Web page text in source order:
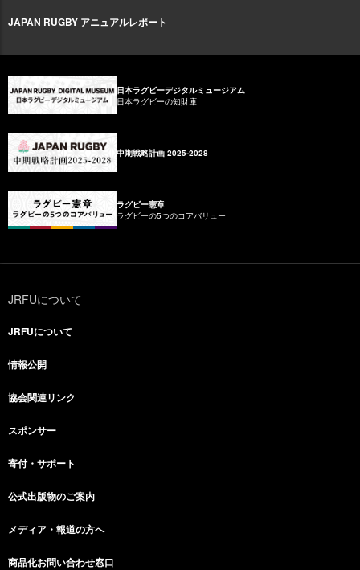
JAPAN RUGBY アニュアルレポート
日本ラグビーデジタルミュージアム
日本ラグビーの知財庫
中期戦略計画 2025-2028
ラグビー憲章
ラグビーの5つのコアバリュー
JRFUについて
JRFUについて
情報公開
協会関連リンク
スポンサー
寄付・サポート
公式出版物のご案内
メディア・報道の方へ
商品化お問い合わせ窓口